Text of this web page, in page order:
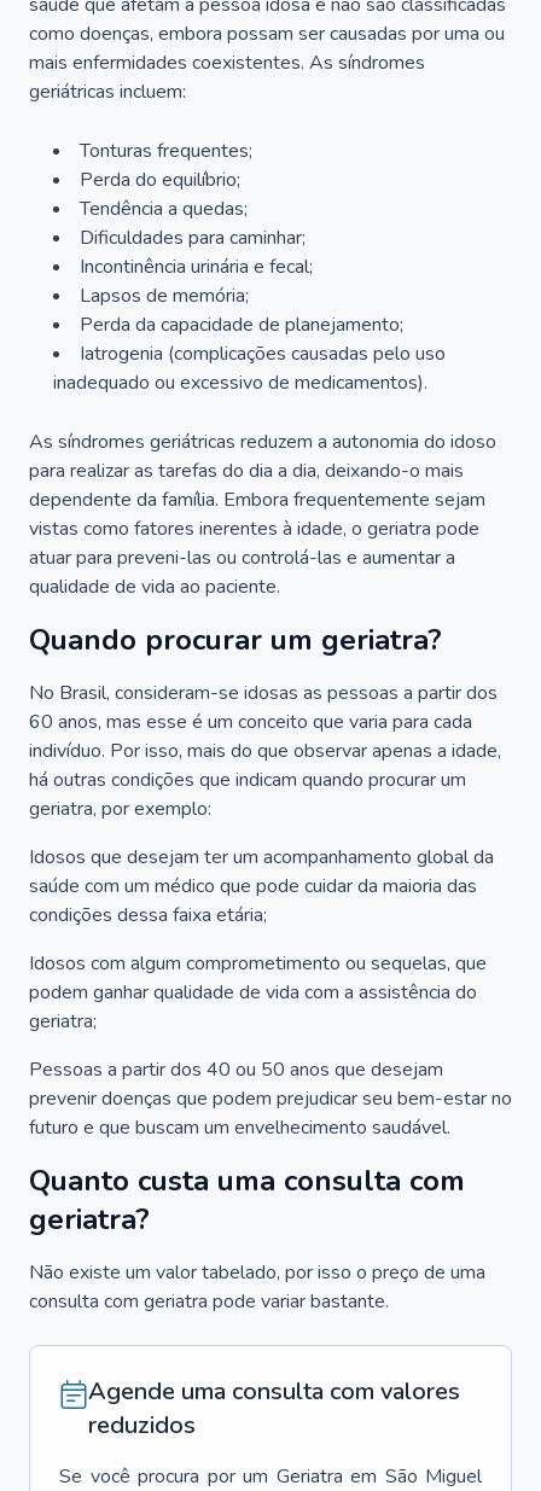
como doenças, embora possam ser causadas por uma ou
mais enfermidades coexistentes. As síndromes
geriátricas incluem:
Tonturas frequentes;
Perda do equilíbrio;
Tendência a quedas;
Dificuldades para caminhar;
Incontinência urinária e fecal;
Lapsos de memória;
Perda da capacidade de planejamento;
Iatrogenia (complicações causadas pelo uso
inadequado ou excessivo de medicamentos).
As síndromes geriátricas reduzem a autonomia do idoso
para realizar as tarefas do dia a dia, deixando-o mais
dependente da família. Embora frequentemente sejam
vistas como fatores inerentes à idade, o geriatra pode
atuar para preveni-las ou controlá-las e aumentar a
qualidade de vida ao paciente.
Quando procurar um geriatra?
No Brasil, consideram-se idosas as pessoas a partir dos
60 anos, mas esse é um conceito que varia para cada
indivíduo. Por isso, mais do que observar apenas a idade,
há outras condições que indicam quando procurar um
geriatra, por exemplo:
Idosos que desejam ter um acompanhamento global da
saúde com um médico que pode cuidar da maioria das
condições dessa faixa etária;
Idosos com algum comprometimento ou sequelas, que
podem ganhar qualidade de vida com a assistência do
geriatra;
Pessoas a partir dos 40 ou 50 anos que desejam
prevenir doenças que podem prejudicar seu bem-estar no
futuro e que buscam um envelhecimento saudável.
Quanto custa uma consulta com
geriatra?
Não existe um valor tabelado, por isso o preço de uma
consulta com geriatra pode variar bastante.
Agende uma consulta com valores
reduzidos
Se você procura por um Geriatra em São Miguel